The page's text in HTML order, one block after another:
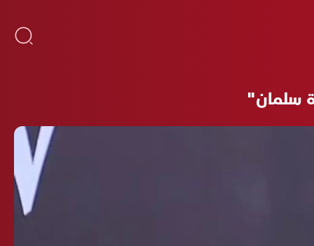
سلمان"